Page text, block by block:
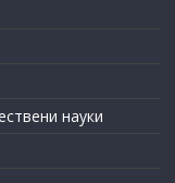
науки